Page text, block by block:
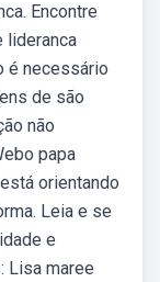
Encontre
lideranca
é necessário
de são
não
papa
orientando
Leia e se
e
Lisa maree